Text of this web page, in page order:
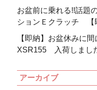
お盆前に乗れる!!話
ションＥクラッチ 【
【即納】お盆休みに
XSR155 入荷しまし
アーカイブ